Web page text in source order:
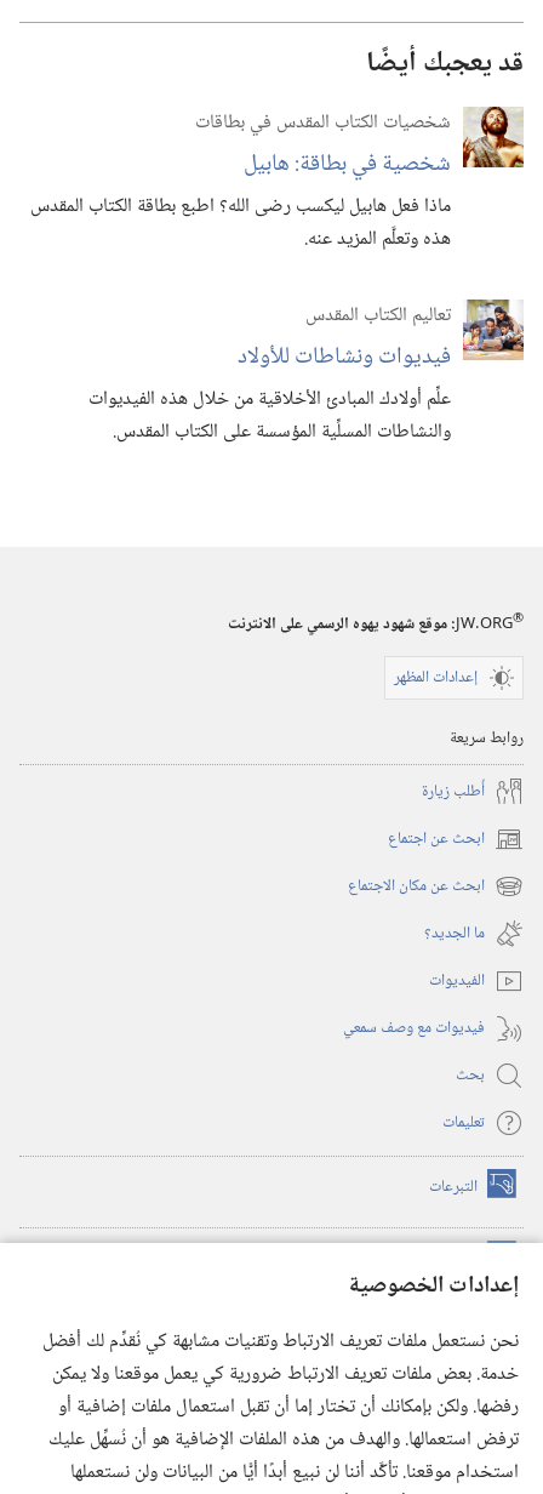
إعدادات الخصوصية
نحن نستعمل ملفات تعريف الارتباط وتقنيات مشابهة كي نُقدِّم لك أفضل
خدمة. بعض ملفات تعريف الارتباط ضرورية كي يعمل موقعنا ولا يمكن
رفضها. ولكن بإمكانك أن تختار إما أن تقبل استعمال ملفات إضافية أو
ترفض استعمالها. والهدف من هذه الملفات الإضافية هو أن نُسهِّل عليك
استخدام موقعنا. تأكَّد أننا لن نبيع أبدًا أيًّا من البيانات ولن نستعملها
قد يعجبك أيضًا
شخصيات الكتاب المقدس في بطاقات
شخصية في بطاقة:‏ هابيل
ماذا فعل هابيل ليكسب رضى الله؟‏ اطبع بطاقة الكتاب المقدس
هذه وتعلَّم المزيد عنه.‏
تعاليم الكتاب المقدس
فيديوات ونشاطات للأولاد
علِّم أولادك المبادئ الأخلاقية من خلال هذه الفيديوات
والنشاطات المسلِّية المؤسسة على الكتاب المقدس.‏
JW.ORG®
:‏ موقع شهود يهوه الرسمي على الانترنت
إعدادات المظهر
روابط سريعة
أُطلب زيارة
ابحث عن اجتماع (يفتح
نافذة
جديدة)
ابحث عن مكان الاجتماع (يفتح
نافذة
جديدة)
ما الجديد؟‏
الفيديوات
فيديوات مع وصف سمعي
بحث
تعليمات
التبرعات (يفتح
نافذة
(يفتح
نافذة
(يفتح
نافذة
جديدة) تطبيق ®
JW Library
مكتبة برج المراقبة